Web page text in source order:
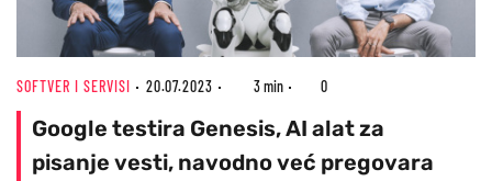
SOFTVER I SERVISI 20.07.2023 3 min 0
Google testira Genesis, AI alat za
pisanje vesti, navodno već pregovara